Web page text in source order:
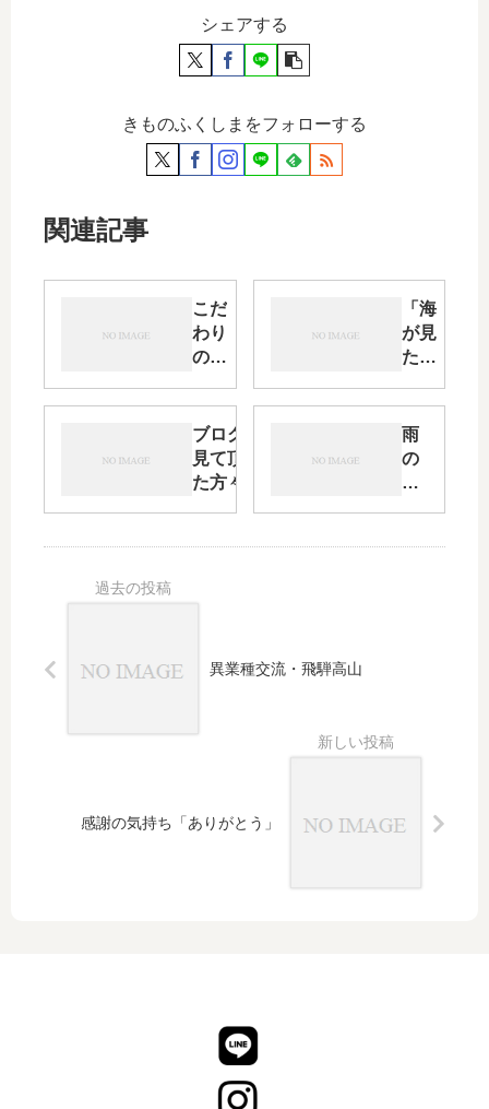
シェアする
きものふくしまをフォローする
関連記事
こだ
わり
の下
そし
て浴
衣商
戦に
い
「海
が見
た
そん
な衝
動に
ブログを
見て頂い
た方々
雨
の
言
円
異業種交流・飛騨高山
感謝の気持ち「ありがとう」